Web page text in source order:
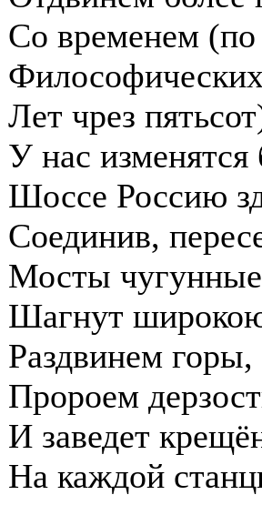
Со временем
Лет чрез
У нас изменятся
Шоссе Россию
Соединив,
Мосты
Шагнут
Раздвинем
Пророем
И заведет
На каждой